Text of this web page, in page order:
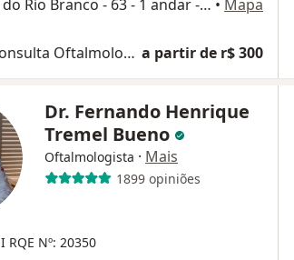
Rua Barão do Rio Branco - 63 - 1 andar - Centro, Curitiba • Mapa
Primeira consulta Oftalmologia a partir de r$ 300
Dr. Fernando Henrique
Tremel Bueno
Oftalmologista · Mais
1899 opiniões
I RQE Nº: 20350